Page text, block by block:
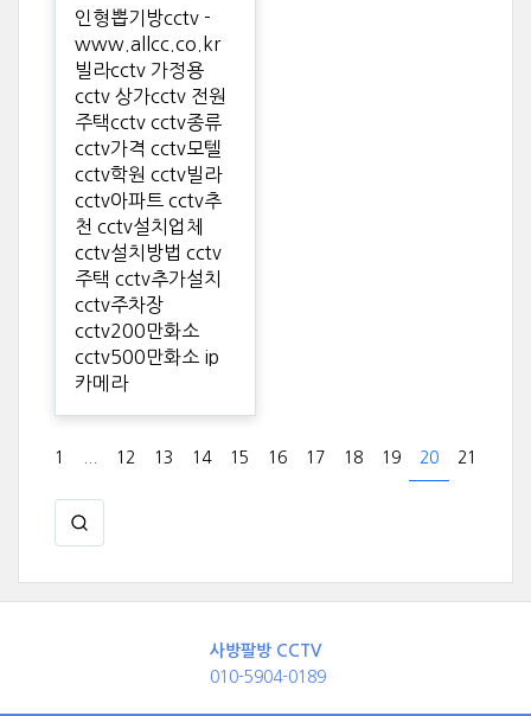
인형뽑기방cctv -
www.allcc.co.kr
빌라cctv 가정용
cctv 상가cctv 전원
주택cctv cctv종류
cctv가격 cctv모텔
cctv학원 cctv빌라
cctv아파트 cctv추
천 cctv설치업체
cctv설치방법 cctv
주택 cctv추가설치
cctv주차장
cctv200만화소
cctv500만화소 ip
카메라
1 12 13 14 15 16 17 18 19 20 21
사방팔방 CCTV
010-5904-0189